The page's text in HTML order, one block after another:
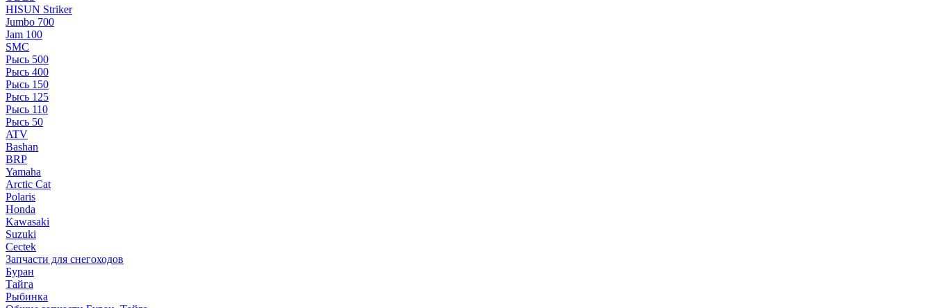
HISUN Striker
Jumbo 700
Jam 100
SMC
Рысь 500
Рысь 400
Рысь 150
Рысь 125
Рысь 110
Рысь 50
ATV
Bashan
BRP
Yamaha
Arctic Cat
Polaris
Honda
Kawasaki
Suzuki
Cectek
Запчасти для снегоходов
Буран
Тайга
Рыбинка